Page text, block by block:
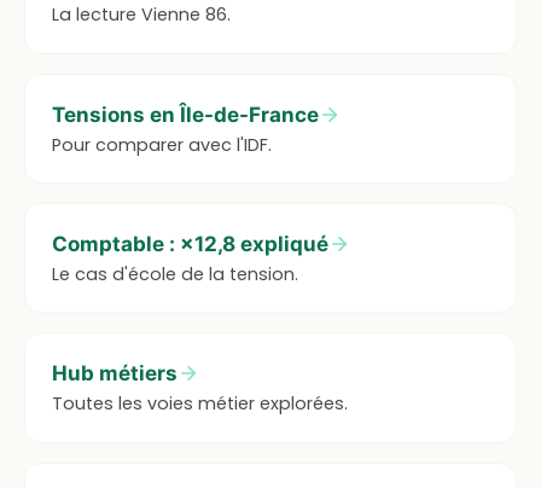
La lecture Vienne 86.
Tensions en Île-de-France
Pour comparer avec l'IDF.
Comptable : ×12,8 expliqué
Le cas d'école de la tension.
Hub métiers
Toutes les voies métier explorées.